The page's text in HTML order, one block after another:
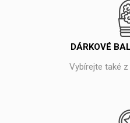
DÁRKOVÉ
Vybírejte také